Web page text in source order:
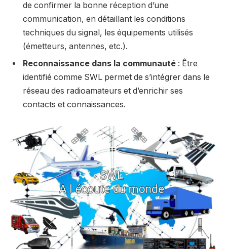
de confirmer la bonne réception d’une
communication, en détaillant les conditions
techniques du signal, les équipements utilisés
(émetteurs, antennes, etc.).
Reconnaissance dans la communauté : Être
identifié comme SWL permet de s’intégrer dans le
réseau des radioamateurs et d’enrichir ses
contacts et connaissances.